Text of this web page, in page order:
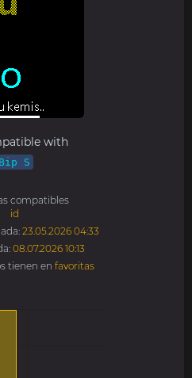
with
Bip S
compatibles
id
23.05.2026 04:33
08.07.2026 10:13
tienen en favoritas